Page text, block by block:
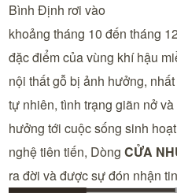
Bình Định rơi vào
khoảng tháng 10 đến tháng
đặc điểm của vùng khí hậu
nội thất gỗ bị ảnh hưởng,
tự nhiên, tình trạng giãn nở
hưởng tới cuộc sống sinh
nghệ tiên tiến, DòngCỬA
ra đời và được sự đón nhận